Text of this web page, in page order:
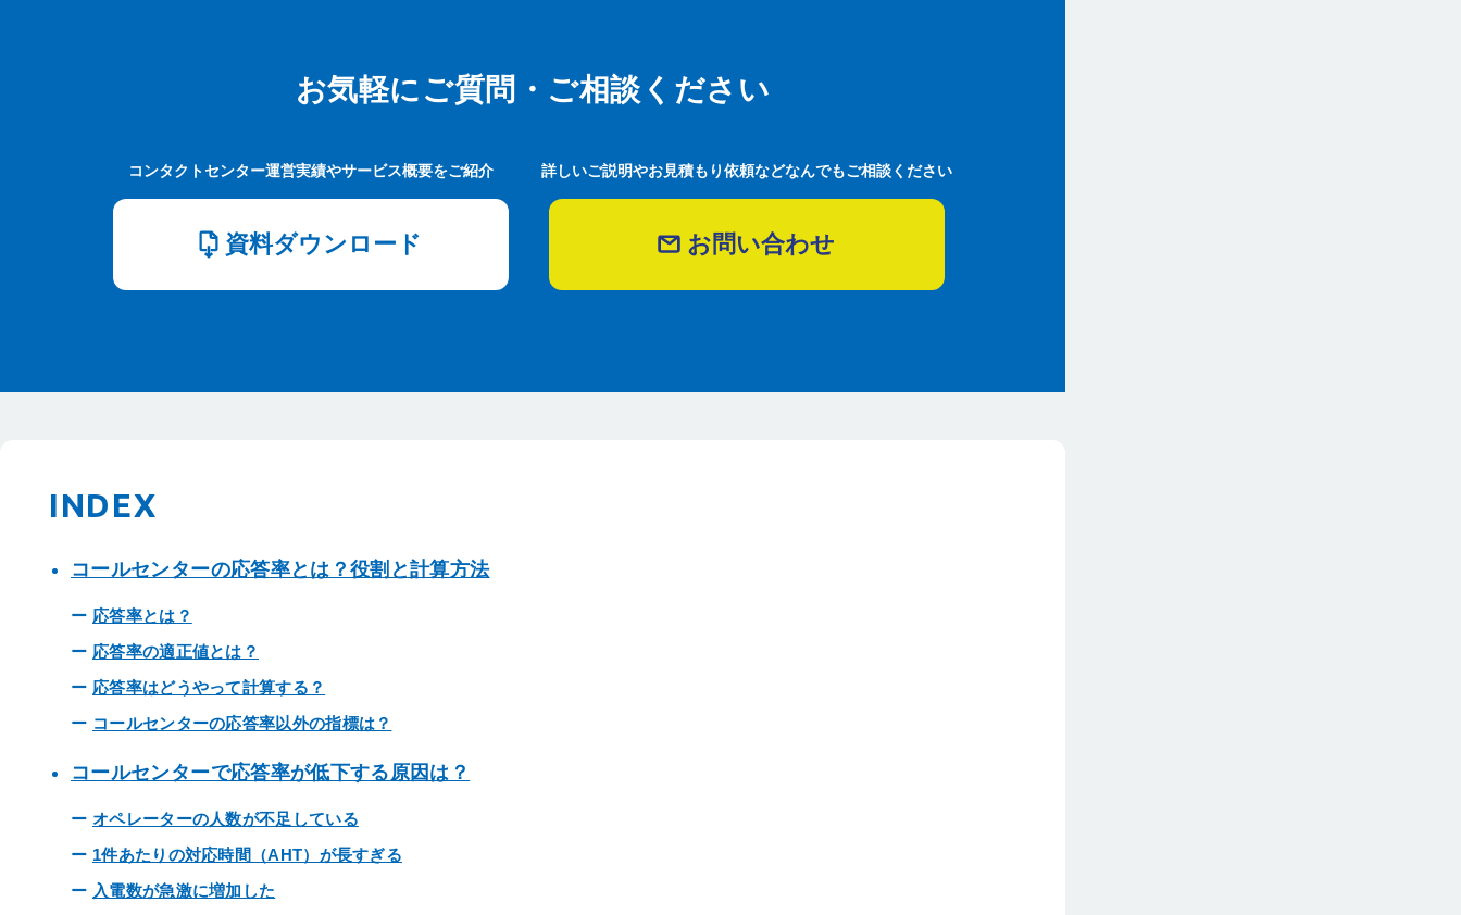
お気軽にご質問・ご相談ください
コンタクトセンター運営実績やサービス概要をご紹介
資料ダウンロード
詳しいご説明やお見積もり依頼などなんでもご相談ください
お問い合わせ
INDEX
コールセンターの応答率とは？役割と計算方法
応答率とは？
応答率の適正値とは？
応答率はどうやって計算する？
コールセンターの応答率以外の指標は？
コールセンターで応答率が低下する原因は？
オペレーターの人数が不足している
1件あたりの対応時間（AHT）が長すぎる
入電数が急激に増加した